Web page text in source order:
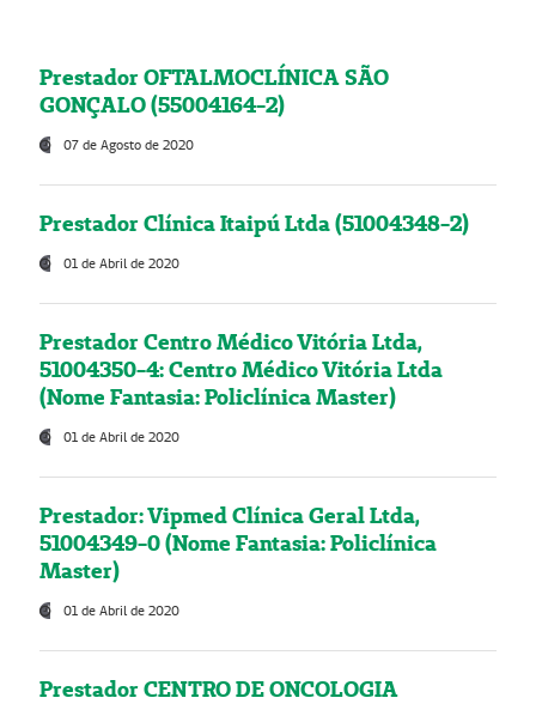
Prestador OFTALMOCLÍNICA SÃO
GONÇALO (55004164-2)
07 de Agosto de 2020
Prestador Clínica Itaipú Ltda (51004348-2)
01 de Abril de 2020
Prestador Centro Médico Vitória Ltda,
51004350-4: Centro Médico Vitória Ltda
(Nome Fantasia: Policlínica Master)
01 de Abril de 2020
Prestador: Vipmed Clínica Geral Ltda,
51004349-0 (Nome Fantasia: Policlínica
Master)
01 de Abril de 2020
Prestador CENTRO DE ONCOLOGIA